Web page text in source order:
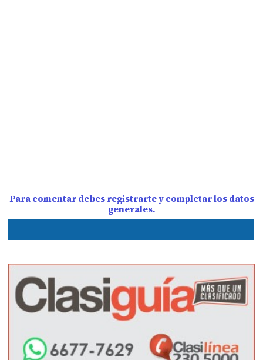
Para comentar debes registrarte y completar los datos
generales.